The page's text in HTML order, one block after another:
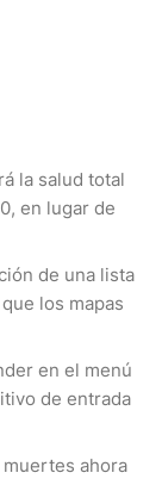
la salud total
en lugar de
de una lista
los mapas
en el menú
de entrada
ahora